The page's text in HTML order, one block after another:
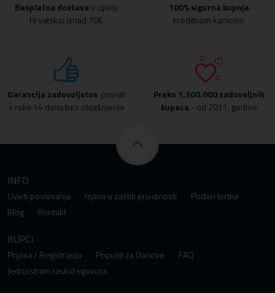
Besplatna dostava u cijeloj
Hrvatskoj iznad 70€
100% sigurna kupnja
kreditnom karticom
Garancija zadovoljstva povrat
u roku 14 dana bez objašnjenja
Preko 1.300.000 zadovoljnih
kupaca - od 2011. godine
INFO
Uvjeti poslovanja Izjava o zaštiti privatnosti
Podaci tvrtke
Blog
Kontakt
KUPCI
Prijava / Registracija Popusti za članove
FAQ
Jednostrani raskid ugovora